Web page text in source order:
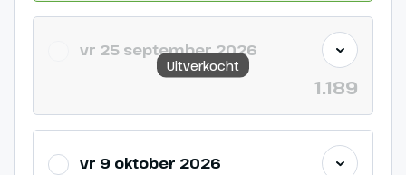
Uitverkocht
vr 25 september 2026
1.189
vr 9 oktober 2026